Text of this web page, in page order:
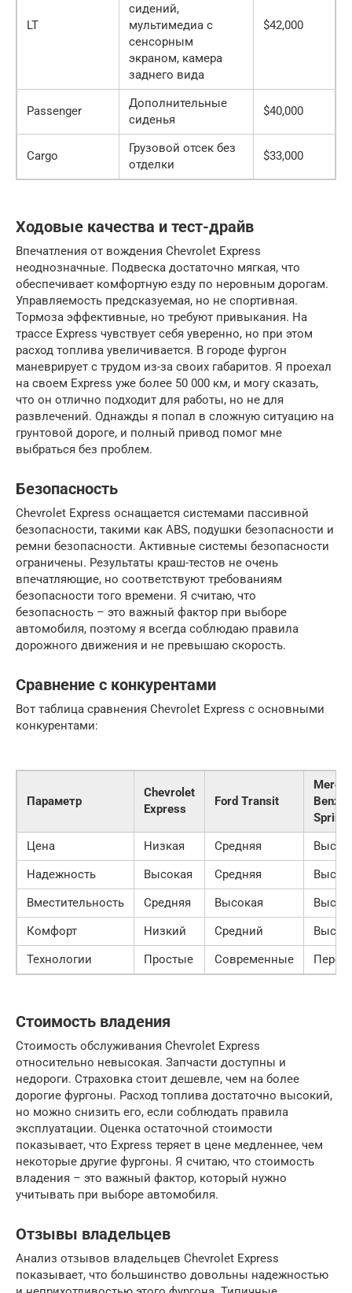
LT
сидений,
мультимедиа с
сенсорным
экраном, камера
заднего вида
$42,000
Passenger
Дополнительные
сиденья
$40,000
Cargo
Грузовой отсек без
отделки
$33,000
Ходовые качества и тест-драйв
Впечатления от вождения Chevrolet Express
неоднозначные. Подвеска достаточно мягкая, что
обеспечивает комфортную езду по неровным дорогам.
Управляемость предсказуемая, но не спортивная.
Тормоза эффективные, но требуют привыкания. На
трассе Express чувствует себя уверенно, но при этом
расход топлива увеличивается. В городе фургон
маневрирует с трудом из-за своих габаритов. Я проехал
на своем Express уже более 50 000 км, и могу сказать,
что он отлично подходит для работы, но не для
развлечений. Однажды я попал в сложную ситуацию на
грунтовой дороге, и полный привод помог мне
выбраться без проблем.
Безопасность
Chevrolet Express оснащается системами пассивной
безопасности, такими как ABS, подушки безопасности и
ремни безопасности. Активные системы безопасности
ограничены. Результаты краш-тестов не очень
впечатляющие, но соответствуют требованиям
безопасности того времени. Я считаю, что
безопасность – это важный фактор при выборе
автомобиля, поэтому я всегда соблюдаю правила
дорожного движения и не превышаю скорость.
Сравнение с конкурентами
Вот таблица сравнения Chevrolet Express с основными
конкурентами:
Параметр
Chevrolet
Express
Ford Transit
Benz
Цена
Низкая Средняя
Надежность
Высокая Средняя
Вместительность
Средняя Высокая
Комфорт
Низкий Средний
Технологии
Простые Современные
Стоимость владения
Стоимость обслуживания Chevrolet Express
относительно невысокая. Запчасти доступны и
недороги. Страховка стоит дешевле, чем на более
дорогие фургоны. Расход топлива достаточно высокий,
но можно снизить его, если соблюдать правила
эксплуатации. Оценка остаточной стоимости
показывает, что Express теряет в цене медленнее, чем
некоторые другие фургоны. Я считаю, что стоимость
владения – это важный фактор, который нужно
учитывать при выборе автомобиля.
Отзывы владельцев
Анализ отзывов владельцев Chevrolet Express
показывает, что большинство довольны надежностью